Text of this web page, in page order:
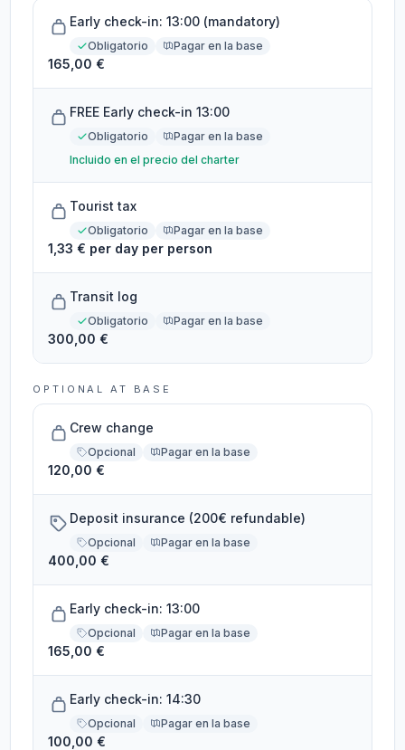
Early check-in: 13:00 (mandatory)
Obligatorio Pagar en la base
165,00 €
FREE Early check-in 13:00
Obligatorio
Pagar en la base
Incluido en el precio del charter
Tourist tax
Obligatorio Pagar en la base
1,33 € per day per person
Transit log
Obligatorio Pagar en la base
300,00 €
OPTIONAL AT BASE
Crew change
Opcional Pagar en la base
120,00 €
Deposit insurance (200€ refundable)
Opcional Pagar en la base
400,00 €
Early check-in: 13:00
Opcional Pagar en la base
165,00 €
Early check-in: 14:30
Opcional Pagar en la base
100,00 €